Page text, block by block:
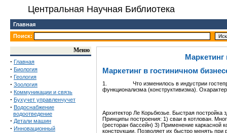
Центральная Научная Библиотека
Главная
Поиск:
Меню
· Главная
· Биология
· Геология
· Зоология
· Коммуникации и связь
· Бухучет управленчучет
· Водоснабжение
водоотведение
· Детали машин
· Инновационный
Маркетинг
Маркетинг в гостиничном
1. Что изменилось в индустрии
функционализма (конструктивизма).
Архитектор Ле Корьбюзье. Быстрая постройка
Принципы построения: 1) сваи в котлован.
(ресторан бассейн) 3) Применение каркасной
конструкции. Позволяет их быстро менять